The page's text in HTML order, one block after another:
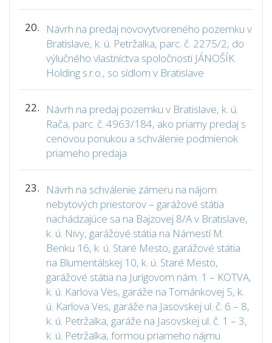
20.
Návrh na predaj novovytvoreného pozemku v
Bratislave, k. ú. Petržalka, parc. č. 2275/2, do
výlučného vlastníctva spoločnosti JÁNOŠÍK
Holding s.r.o., so sídlom v Bratislave
22.
Návrh na predaj pozemku v Bratislave, k. ú.
Rača, parc. č. 4963/184, ako priamy predaj s
cenovou ponukou a schválenie podmienok
priameho predaja
23.
Návrh na schválenie zámeru na nájom
nebytových priestorov – garážové státia
nachádzajúce sa na Bajzovej 8/A v Bratislave,
k. ú. Nivy, garážové státia na Námestí M.
Benku 16, k. ú. Staré Mesto, garážové státia
na Blumentálskej 10, k. ú. Staré Mesto,
garážové státia na Jurigovom nám. 1 – KOTVA,
k. ú. Karlova Ves, garáže na Tománkovej 5, k.
ú. Karlova Ves, garáže na Jasovskej ul. č. 6 – 8,
k. ú. Petržalka, garáže na Jasovskej ul. č. 1 – 3,
k. ú. Petržalka, formou priameho nájmu